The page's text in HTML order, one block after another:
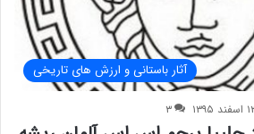
آثار باستانی و ارزش های تاریخی
۱۳۹۵ ۳